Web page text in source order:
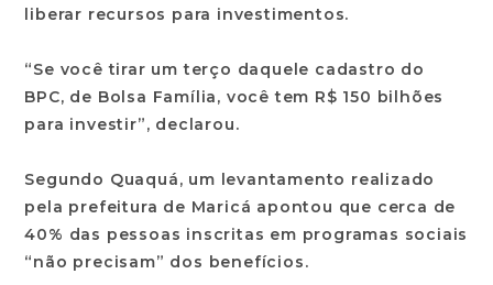
liberar recursos para investimentos.
“Se você tirar um terço daquele cadastro do
BPC, de Bolsa Família, você tem R$ 150 bilhões
para investir”, declarou.
Segundo Quaquá, um levantamento realizado
pela prefeitura de Maricá apontou que cerca de
40% das pessoas inscritas em programas sociais
“não precisam” dos benefícios.